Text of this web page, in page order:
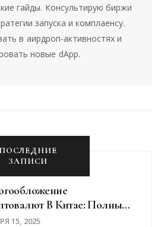
гайды. Консультирую биржи
запуска и комплаенсу.
в аирдроп-активностях и
новые dApp.
ПОСЛЕДНИЕ
ЗАПИСИ
В Китае: Полный
И Что Это Значит Для
15, 2025